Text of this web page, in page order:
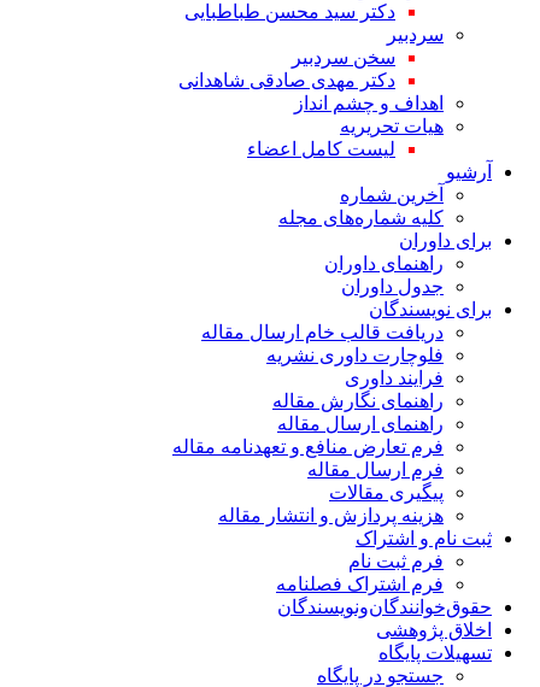
دکتر سید محسن طباطبایی
سردبیر
سخن سردبیر
دکتر مهدی صادقی شاهدانی
اهداف و چشم انداز
هیات تحریریه
لیست کامل اعضاء
آرشیو
آخرین شماره
کلیه شماره‌های مجله
برای داوران
راهنمای داوران
جدول داوران
برای نویسندگان
دریافت قالب خام ارسال مقاله
فلوچارت داوری نشریه
فرایند داوری
راهنمای نگارش مقاله
راهنمای ارسال مقاله
فرم تعارض منافع و تعهدنامه مقاله
فرم ارسال مقاله
پیگیری مقالات
هزینه پردازش و انتشار مقاله
ثبت نام و اشتراک
فرم ثبت نام
فرم اشتراک فصلنامه
حقوق‌خوانندگان‌و‌نویسندگان
اخلاق پژوهشی
تسهیلات پایگاه
جستجو در پایگاه